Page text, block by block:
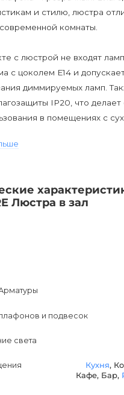
и стилю, люстра
комнаты.
с люстрой не входят
с цоколем E14 и
диммируемых ламп.
IP20, что
в помещениях с
этот продукт составляет
для покупки в
только в интернет-
доставку по всей
к вашему интерьеру,
и современный вид. Ее
освещение. Благодаря
люстра выдержит
Люстра в зал
и подвесок
света
Кухня,
Кафе, Бар,